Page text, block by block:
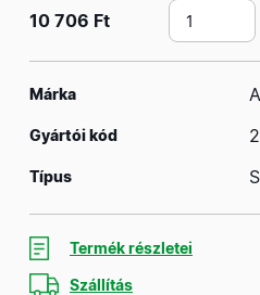
10 706 Ft
Márka
Gyártói kód
Típus
Termék részletei
Szállítás